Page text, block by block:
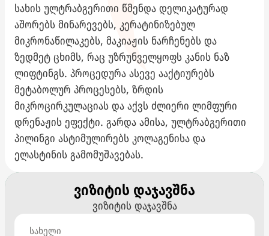
სახის ულტრაბგერითი წმენდა დელიკატურად
აშორებს მინარევებს, კერატინიზებულ
მიკრონაწილაკებს, მაკიაჟის ნარჩენებს და
ზედმეტ ცხიმს, რაც უზრუნველყოფს კანის ნაზ
ლიფტინგს. პროცედურა ასევე ააქტიურებს
მეტაბოლურ პროცესებს, ზრდის
მიკროცირკულაციას და აქვს ძლიერი ლიმფური
დრენაჟის ეფექტი. გარდა ამისა, ულტრაბგერითი
პილინგი ასტიმულირებს კოლაგენისა და
ელასტინის გამომუშავებას.
ვიზიტის დაჯავშნა
ვიზიტის დაჯავშნა